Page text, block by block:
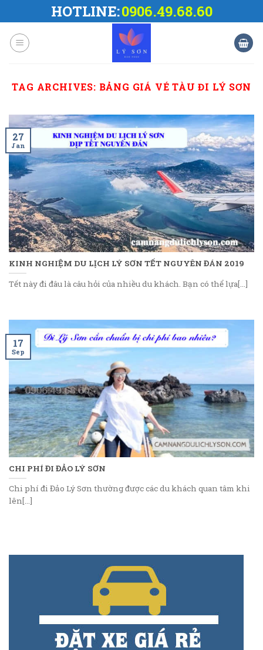
to
content
HOTLINE:0906.49.68.60
TAG ARCHIVES: BẢNG GIÁ VÉ TÀU ĐI LÝ SƠN
KINH NGHIỆM DU LỊCH LÝ SƠN TẾT NGUYÊN ĐÁN 2019
Tết này đi đâu là câu hỏi của nhiều du khách. Bạn có thể lựa[...]
27
Jan
CHI PHÍ ĐI ĐẢO LÝ SƠN
Chi phí đi Đảo Lý Sơn thường được các du khách quan tâm khi
lên[...]
17
Sep